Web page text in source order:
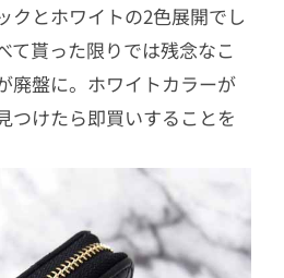
クとホワイトの2色展開でし
て貰った限りでは残念なこ
廃盤に。ホワイトカラーが
つけたら即買いすることを